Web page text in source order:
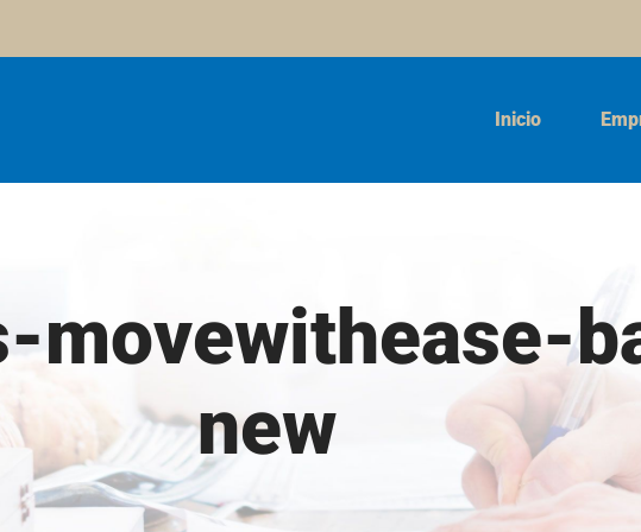
Inicio
movewithease-
new